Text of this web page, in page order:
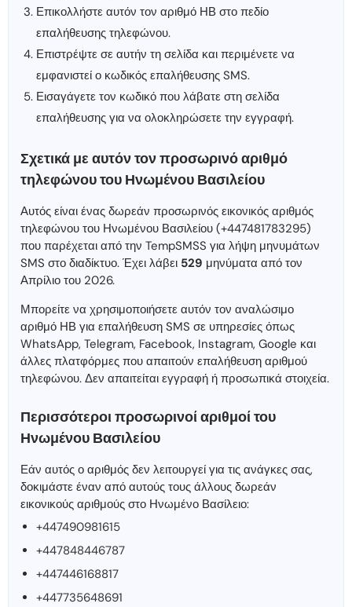
Επικολλήστε αυτόν τον αριθμό ΗΒ στο πεδίο
επαλήθευσης τηλεφώνου.
Επιστρέψτε σε αυτήν τη σελίδα και περιμένετε να
εμφανιστεί ο κωδικός επαλήθευσης SMS.
Εισαγάγετε τον κωδικό που λάβατε στη σελίδα
επαλήθευσης για να ολοκληρώσετε την εγγραφή.
Σχετικά με αυτόν τον προσωρινό αριθμό
τηλεφώνου του Ηνωμένου Βασιλείου
Αυτός είναι ένας δωρεάν προσωρινός εικονικός αριθμός
τηλεφώνου του Ηνωμένου Βασιλείου (+447481783295)
που παρέχεται από την TempSMSS για λήψη μηνυμάτων
SMS στο διαδίκτυο. Έχει λάβει 529 μηνύματα από τον
Απρίλιο του 2026.
Μπορείτε να χρησιμοποιήσετε αυτόν τον αναλώσιμο
αριθμό ΗΒ για επαλήθευση SMS σε υπηρεσίες όπως
WhatsApp, Telegram, Facebook, Instagram, Google και
άλλες πλατφόρμες που απαιτούν επαλήθευση αριθμού
τηλεφώνου. Δεν απαιτείται εγγραφή ή προσωπικά στοιχεία.
Περισσότεροι προσωρινοί αριθμοί του
Ηνωμένου Βασιλείου
Εάν αυτός ο αριθμός δεν λειτουργεί για τις ανάγκες σας,
δοκιμάστε έναν από αυτούς τους άλλους δωρεάν
εικονικούς αριθμούς στο Ηνωμένο Βασίλειο:
+447490981615
+447848446787
+447446168817
+447735648691